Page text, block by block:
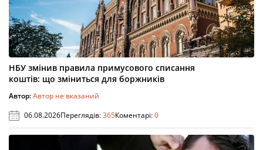
НБУ змінив правила примусового списання
коштів: що зміниться для боржників
Автор:Автор не вказаний
06.08.2026Переглядів:365Коментарі:0